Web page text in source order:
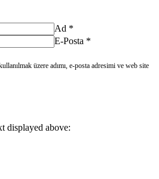
Ad *
E-Posta *
üzere adımı, e-posta adresimi ve web site
displayed above: